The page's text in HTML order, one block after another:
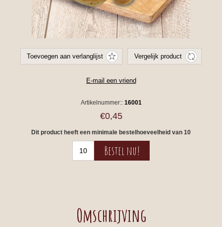
Artikelnummer:: 16001
€0,45
Dit product heeft een minimale bestelhoeveelheid van 10
Omschrijving